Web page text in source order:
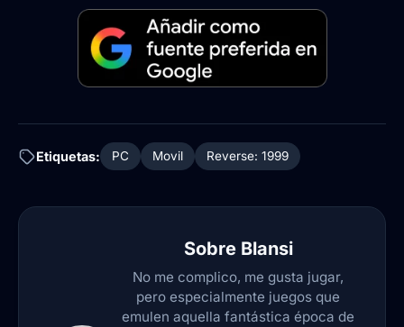
Etiquetas: PC Movil Reverse: 1999
Sobre Blansi
No me complico, me gusta jugar,
pero especialmente juegos que
emulen aquella fantástica época de